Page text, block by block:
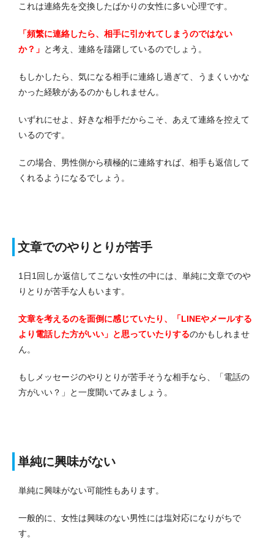
これは連絡先を交換したばかりの女性に多い心理です。
「頻繁に連絡したら、相手に引かれてしまうのではない
か？」 と考え、連絡を躊躇しているのでしょう。
もしかしたら、気になる相手に連絡し過ぎて、うまくいかな
かった経験があるのかもしれません。
いずれにせよ、好きな相手だからこそ、あえて連絡を控えて
いるのです。
この場合、男性側から積極的に連絡すれば、相手も返信して
くれるようになるでしょう。
文章でのやりとりが苦手
1日1回しか返信してこない女性の中には、単純に文章でのや
りとりが苦手な人もいます。
文章を考えるのを面倒に感じていたり、「LINEやメールする
より電話した方がいい」と思っていたりするのかもしれませ
ん。
もしメッセージのやりとりが苦手そうな相手なら、「電話の
方がいい？」と一度聞いてみましょう。
単純に興味がない
単純に興味がない可能性もあります。
一般的に、女性は興味のない男性には塩対応になりがちで
す。